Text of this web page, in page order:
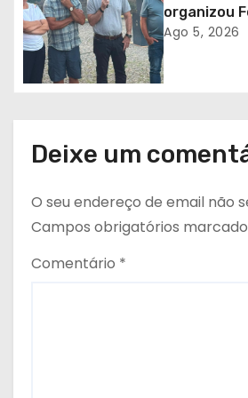
organizou
Emigrante
Ago 5, 2026
Deixe um
O seu endereço de email não
Campos obrigatórios
Comentário *